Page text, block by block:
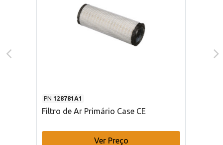
PN 128781A1
Filtro de Ar Primário Case CE
Ver Preço